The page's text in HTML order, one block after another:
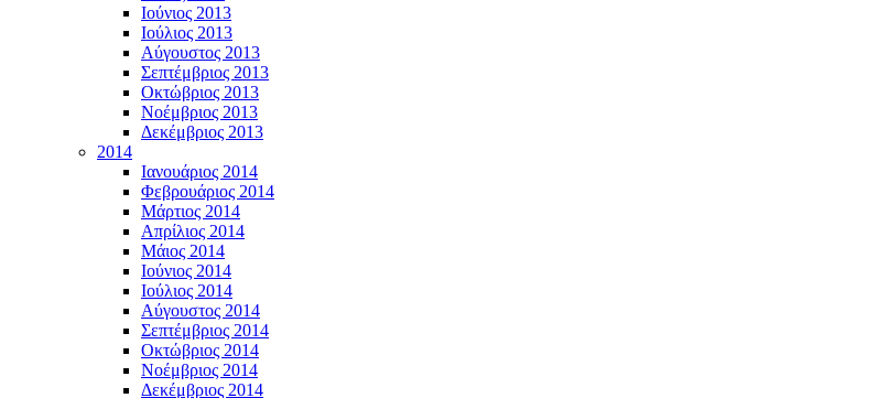
Ιούνιος 2013
Ιούλιος 2013
Αύγουστος 2013
Σεπτέμβριος 2013
Οκτώβριος 2013
Νοέμβριος 2013
Δεκέμβριος 2013
2014
Ιανουάριος 2014
Φεβρουάριος 2014
Μάρτιος 2014
Απρίλιος 2014
Μάιος 2014
Ιούνιος 2014
Ιούλιος 2014
Αύγουστος 2014
Σεπτέμβριος 2014
Οκτώβριος 2014
Νοέμβριος 2014
Δεκέμβριος 2014